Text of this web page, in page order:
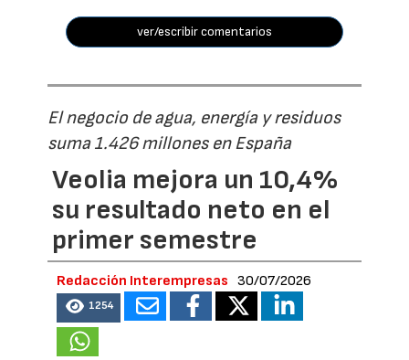
ver/escribir comentarios
El negocio de agua, energía y residuos
suma 1.426 millones en España
Veolia mejora un 10,4%
su resultado neto en el
primer semestre
Redacción Interempresas 30/07/2026
1254